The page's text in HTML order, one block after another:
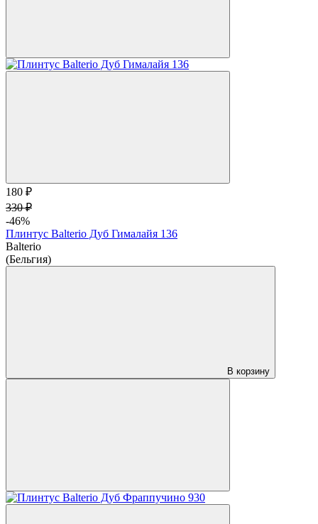
180 ₽
330 ₽
-46%
Плинтус Balterio Дуб Гималайя 136
Balterio
(Бельгия)
В корзину